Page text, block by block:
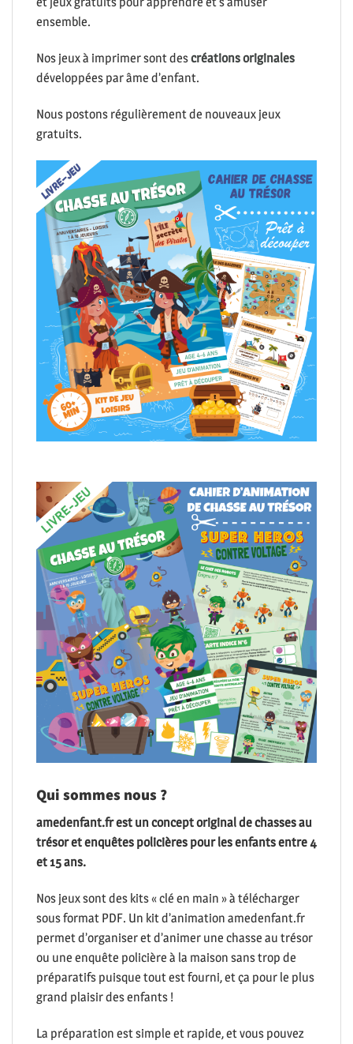
ensemble.
Nos jeux à imprimer sont descréations originales
développées par âme d’enfant.
Nous postons régulièrement de nouveaux jeux
gratuits.
Qui sommes nous ?
amedenfant.fr est un concept original de chasses au
trésor et enquêtes policières pour les enfants entre 4
et 15 ans.
Nos jeux sont des kits « clé en main » à télécharger
sous format PDF. Un kit d’animation amedenfant.fr
permet d’organiser et d’animer une chasse au trésor
ou une enquête policière à la maison sans trop de
préparatifs puisque tout est fourni, et ça pour le plus
grand plaisir des enfants !
La préparation est simple et rapide, et vous pouvez